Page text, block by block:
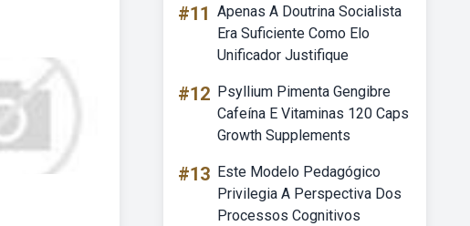
#11 Apenas A Doutrina Socialista
Era Suficiente Como Elo
Unificador Justifique
#12 Psyllium Pimenta Gengibre
Cafeína E Vitaminas 120 Caps
Growth Supplements
#13 Este Modelo Pedagógico
Privilegia A Perspectiva Dos
Processos Cognitivos